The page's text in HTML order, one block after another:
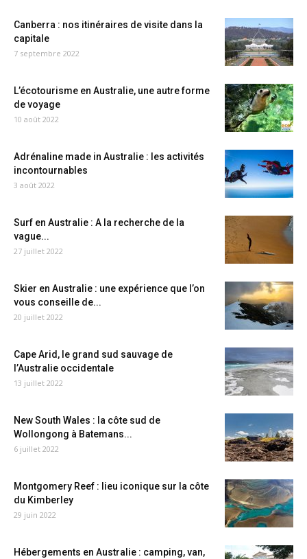
Canberra : nos itinéraires de visite dans la
capitale
7 septembre 2022
L’écotourisme en Australie, une autre forme
de voyage
10 août 2022
Adrénaline made in Australie : les activités
incontournables
3 août 2022
Surf en Australie : A la recherche de la
vague...
27 juillet 2022
Skier en Australie : une expérience que l’on
vous conseille de...
20 juillet 2022
Cape Arid, le grand sud sauvage de
l’Australie occidentale
13 juillet 2022
New South Wales : la côte sud de
Wollongong à Batemans...
6 juillet 2022
Montgomery Reef : lieu iconique sur la côte
du Kimberley
29 juin 2022
Hébergements en Australie : camping, van,